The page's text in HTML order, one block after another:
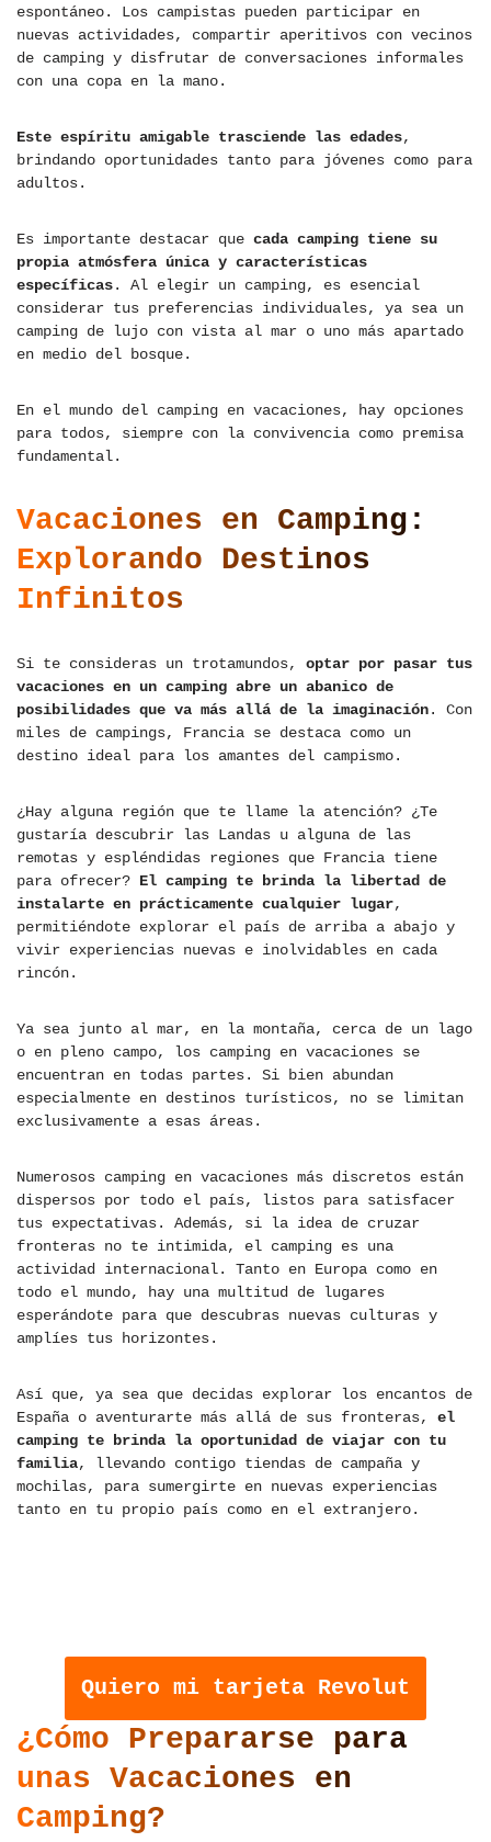
espontáneo. Los campistas pueden participar en
nuevas actividades, compartir aperitivos con vecinos
de camping y disfrutar de conversaciones informales
con una copa en la mano.
Este espíritu amigable trasciende las edades,
brindando oportunidades tanto para jóvenes como para
adultos.
Es importante destacar que cada camping tiene su
propia atmósfera única y características
específicas. Al elegir un camping, es esencial
considerar tus preferencias individuales, ya sea un
camping de lujo con vista al mar o uno más apartado
en medio del bosque.
En el mundo del camping en vacaciones, hay opciones
para todos, siempre con la convivencia como premisa
fundamental.
Vacaciones en Camping:
Explorando Destinos
Infinitos
Si te consideras un trotamundos, optar por pasar tus
vacaciones en un camping abre un abanico de
posibilidades que va más allá de la imaginación. Con
miles de campings, Francia se destaca como un
destino ideal para los amantes del campismo.
¿Hay alguna región que te llame la atención? ¿Te
gustaría descubrir las Landas u alguna de las
remotas y espléndidas regiones que Francia tiene
para ofrecer? El camping te brinda la libertad de
instalarte en prácticamente cualquier lugar,
permitiéndote explorar el país de arriba a abajo y
vivir experiencias nuevas e inolvidables en cada
rincón.
Ya sea junto al mar, en la montaña, cerca de un lago
o en pleno campo, los camping en vacaciones se
encuentran en todas partes. Si bien abundan
especialmente en destinos turísticos, no se limitan
exclusivamente a esas áreas.
Numerosos camping en vacaciones más discretos están
dispersos por todo el país, listos para satisfacer
tus expectativas. Además, si la idea de cruzar
fronteras no te intimida, el camping es una
actividad internacional. Tanto en Europa como en
todo el mundo, hay una multitud de lugares
esperándote para que descubras nuevas culturas y
amplíes tus horizontes.
Así que, ya sea que decidas explorar los encantos de
España o aventurarte más allá de sus fronteras, el
camping te brinda la oportunidad de viajar con tu
familia, llevando contigo tiendas de campaña y
mochilas, para sumergirte en nuevas experiencias
tanto en tu propio país como en el extranjero.
Quiero mi tarjeta Revolut
¿Cómo Prepararse para
unas Vacaciones en
Camping?